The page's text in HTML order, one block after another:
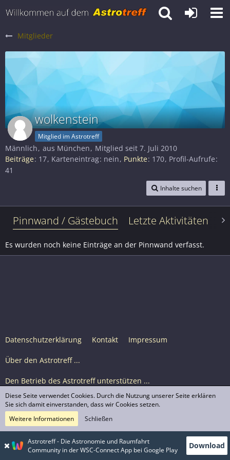
Mitglieder
wolkenstein
Mitglied im Astrotreff
Männlich aus München
Mitglied seit 7. Juli 2010
Beiträge 17 Karteneintrag nein Punkte 170 Profil-Aufrufe
41
Inhalte suchen
Pinnwand / Gästebuch Letzte Aktivitäten
Es wurden noch keine Einträge an der Pinnwand verfasst.
Datenschutzerklärung Kontakt Impressum
Über den Astrotreff ...
Den Betrieb des Astrotreff unterstützen ...
Nutzungsbedingungen
© Astrotreff 2001-2026, lizenziert unter CC BY-SA,
sofern für einzelne Inhalte nicht anders angegeben
Astrotreff - Die Astronomie und Raumfahrt
Community in der WSC-Connect App bei Google Play
Download
Diese Seite verwendet Cookies. Durch die Nutzung unserer Seite erklären
Sie sich damit einverstanden, dass wir Cookies setzen.
Weitere Informationen
Schließen